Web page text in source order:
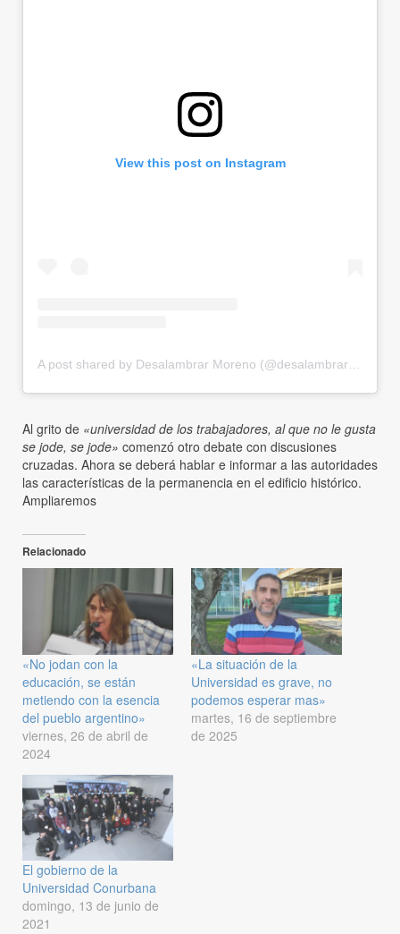
View this post on Instagram
Al grito de «universidad de los trabajadores, al que no le gusta
se jode, se jode» comenzó otro debate con discusiones
cruzadas. Ahora se deberá hablar e informar a las autoridades
las características de la permanencia en el edificio histórico.
Ampliaremos
Relacionado
«No jodan con la
educación, se están
metiendo con la esencia
del pueblo argentino»
viernes, 26 de abril de
2024
«La situación de la
Universidad es grave, no
podemos esperar mas»
martes, 16 de septiembre
de 2025
El gobierno de la
Universidad Conurbana
domingo, 13 de junio de
2021